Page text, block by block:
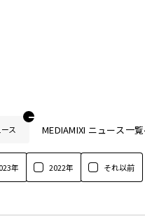
ス MEDIAMIXI ニュース一
年 2022年 それ以前